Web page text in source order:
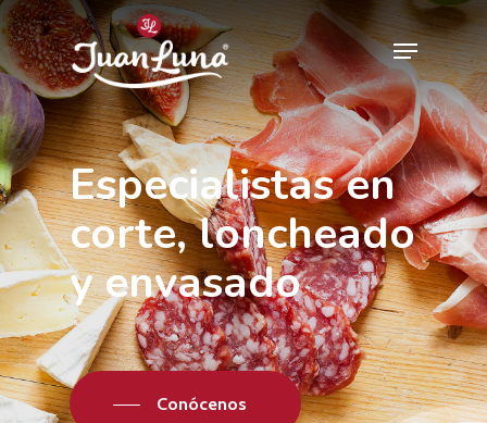
Hit enter to search or ESC to close
Especialistas en
corte, loncheado
y envasado
Conócenos